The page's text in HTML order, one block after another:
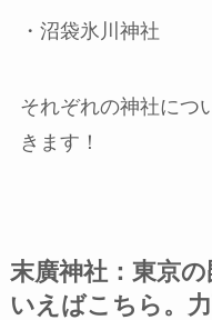
・沼袋氷川神社
それぞれの神社につ
きます！
末廣神社：東京
いえばこちら。